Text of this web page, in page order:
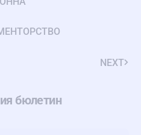
NEXT
бюлетин